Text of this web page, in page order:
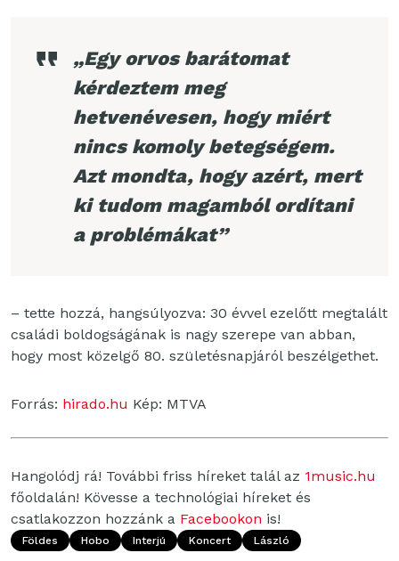
„Egy orvos barátomat
kérdeztem meg
hetvenévesen, hogy miért
nincs komoly betegségem.
Azt mondta, hogy azért, mert
ki tudom magamból ordítani
a problémákat”
– tette hozzá, hangsúlyozva: 30 évvel ezelőtt megtalált
családi boldogságának is nagy szerepe van abban,
hogy most közelgő 80. születésnapjáról beszélgethet.
Forrás: hirado.hu Kép: MTVA
Hangolódj rá! További friss híreket talál az 1music.hu
főoldalán! Kövesse a technológiai híreket és
csatlakozzon hozzánk a Facebookon is!
Földes Hobo Interjú Koncert László